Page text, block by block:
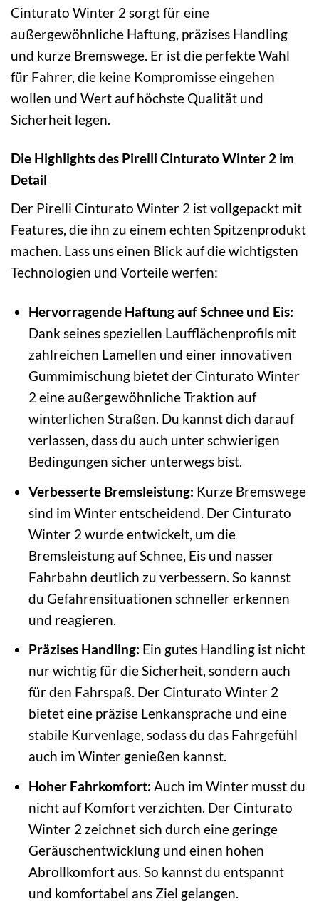
Cinturato Winter 2 sorgt für eine
außergewöhnliche Haftung, präzises Handling
und kurze Bremswege. Er ist die perfekte Wahl
für Fahrer, die keine Kompromisse eingehen
wollen und Wert auf höchste Qualität und
Sicherheit legen.
Die Highlights des Pirelli Cinturato Winter 2 im
Detail
Der Pirelli Cinturato Winter 2 ist vollgepackt mit
Features, die ihn zu einem echten Spitzenprodukt
machen. Lass uns einen Blick auf die wichtigsten
Technologien und Vorteile werfen:
Hervorragende Haftung auf Schnee und Eis:
Dank seines speziellen Laufflächenprofils mit
zahlreichen Lamellen und einer innovativen
Gummimischung bietet der Cinturato Winter
2 eine außergewöhnliche Traktion auf
winterlichen Straßen. Du kannst dich darauf
verlassen, dass du auch unter schwierigen
Bedingungen sicher unterwegs bist.
Verbesserte Bremsleistung: Kurze Bremswege
sind im Winter entscheidend. Der Cinturato
Winter 2 wurde entwickelt, um die
Bremsleistung auf Schnee, Eis und nasser
Fahrbahn deutlich zu verbessern. So kannst
du Gefahrensituationen schneller erkennen
und reagieren.
Präzises Handling: Ein gutes Handling ist nicht
nur wichtig für die Sicherheit, sondern auch
für den Fahrspaß. Der Cinturato Winter 2
bietet eine präzise Lenkansprache und eine
stabile Kurvenlage, sodass du das Fahrgefühl
auch im Winter genießen kannst.
Hoher Fahrkomfort: Auch im Winter musst du
nicht auf Komfort verzichten. Der Cinturato
Winter 2 zeichnet sich durch eine geringe
Geräuschentwicklung und einen hohen
Abrollkomfort aus. So kannst du entspannt
und komfortabel ans Ziel gelangen.